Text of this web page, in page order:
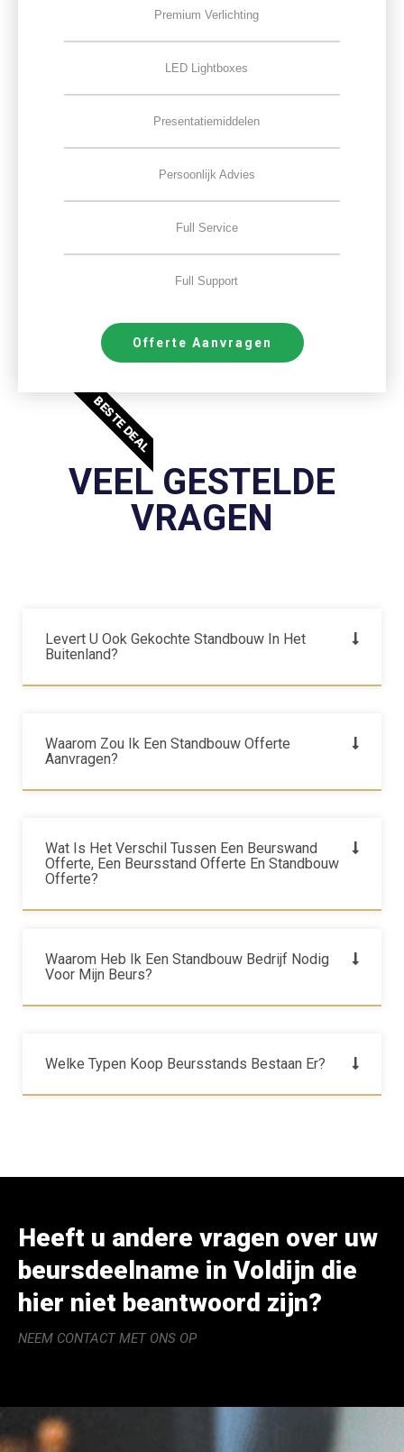
Premium Verlichting
LED Lightboxes
Presentatiemiddelen
Persoonlijk Advies
Full Service
Full Support
Offerte Aanvragen
BESTE DEAL
VEEL GESTELDE
VRAGEN
Levert U Ook Gekochte Standbouw In Het
Buitenland?
Waarom Zou Ik Een Standbouw Offerte
Aanvragen?
Wat Is Het Verschil Tussen Een Beurswand
Offerte, Een Beursstand Offerte En Standbouw
Offerte?
Waarom Heb Ik Een Standbouw Bedrijf Nodig
Voor Mijn Beurs?
Welke Typen Koop Beursstands Bestaan Er?
Heeft u andere vragen over uw
beursdeelname in Voldijn die
hier niet beantwoord zijn?
NEEM CONTACT MET ONS OP